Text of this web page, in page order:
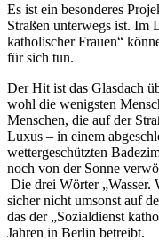
Es ist ein besonderes
Straßen unterwegs ist. Im
katholischer Frauen“
für sich tun.
Der Hit ist das Glasdach
wohl die wenigsten
Menschen, die auf der
Luxus – in einem
wettergeschützten
noch von der Sonne
Die drei Wörter „Wasser.
sicher nicht umsonst auf
das der „Sozialdienst
Jahren in Berlin betreibt.